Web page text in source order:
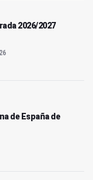
2026/2027
de España de